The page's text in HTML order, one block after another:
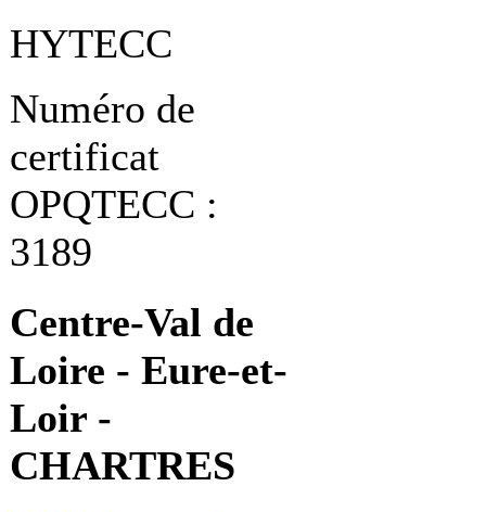
HYTECC
Numéro de
certificat
OPQTECC :
3189
Centre-Val de
Loire - Eure-et-
Loir -
CHARTRES